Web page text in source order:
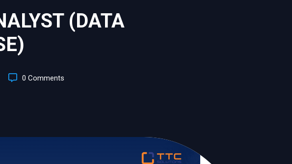
(DATA
0 Comments